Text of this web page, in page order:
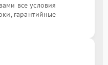
все условия
гарантийные